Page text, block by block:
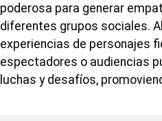
poderosa para generar
diferentes grupos sociales.
experiencias de personajes
espectadores o audiencias
luchas y desafíos,